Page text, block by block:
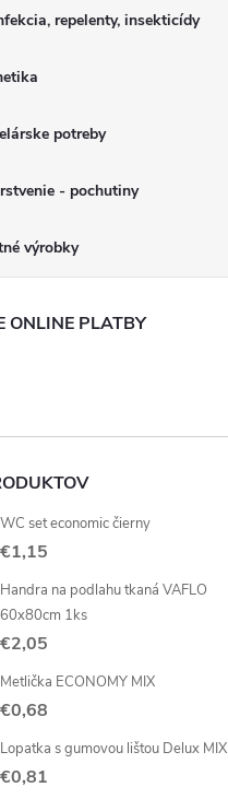
repelenty, insekticídy
potreby
- pochutiny
výrobky
ONLINE PLATBY
WC set economic čierny
€1,15
Handra na podlahu tkaná VAFLO
60x80cm 1ks
€2,05
Metlička ECONOMY MIX
€0,68
Lopatka s gumovou lištou Delux MIX
€0,81